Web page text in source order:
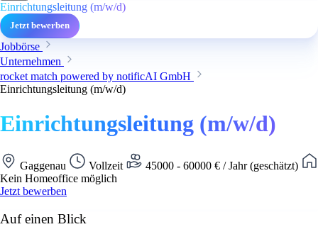
Einrichtungsleitung (m/w/d)
Jetzt bewerben
Jobbörse
Unternehmen
rocket match powered by notificAI GmbH
Einrichtungsleitung (m/w/d)
Einrichtungsleitung (m/w/d)
Gaggenau Vollzeit
45000 - 60000 € / Jahr (geschätzt)
Kein Homeoffice möglich
Jetzt bewerben
Auf einen Blick